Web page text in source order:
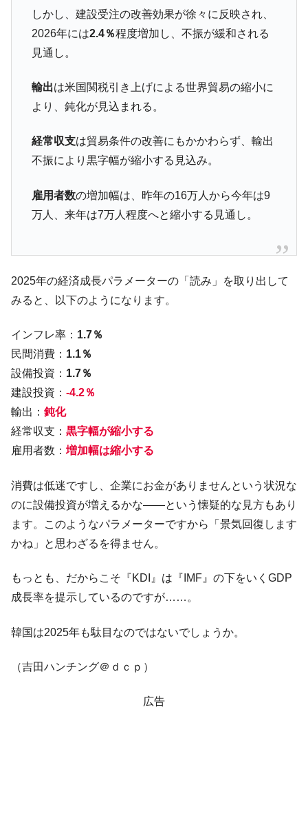
だった選手とは？
Fact1
甲子園通算本塁打、最多の清原に次いで多く打っ
ている意外な選手とは？
しかし、建設受注の改善効果が徐々に反映され、
2026年には2.4％程度増加し、不振が緩和される
見通し。
輸出は米国関税引き上げによる世界貿易の縮小に
より、鈍化が見込まれる。
経常収支は貿易条件の改善にもかかわらず、輸出
不振により黒字幅が縮小する見込み。
雇用者数の増加幅は、昨年の16万人から今年は9
万人、来年は7万人程度へと縮小する見通し。
2025年の経済成長パラメーターの「読み」を取り出して
みると、以下のようになります。
インフレ率： 1.7％
民間消費： 1.1％
設備投資： 1.7％
建設投資： -4.2％
輸出： 鈍化
経常収支： 黒字幅が縮小する
雇用者数： 増加幅は縮小する
消費は低迷ですし、企業にお金がありませんという状況な
のに設備投資が増えるかな――という懐疑的な見方もあり
ます。このようなパラメーターですから「景気回復します
かね」と思わざるを得ません。
もっとも、だからこそ『KDI』は『IMF』の下をいくGDP
成長率を提示しているのですが……。
韓国は2025年も駄目なのではないでしょうか。
（吉田ハンチング＠ｄｃｐ）
広告